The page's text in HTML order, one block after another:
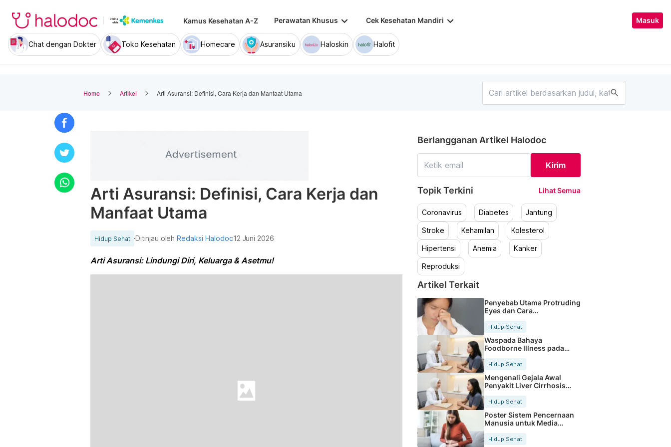
Kamus Kesehatan A-Z Perawatan Khusus keyboard_arrow_down Cek Kesehatan Mandiri keyboard_arrow_down Masuk
Chat dengan Dokter Toko Kesehatan Homecare Asuransiku Haloskin Halofit
Home Artikel Arti Asuransi: Definisi, Cara Kerja dan Manfaat Utama search
Arti Asuransi: Definisi, Cara Kerja dan
Manfaat Utama
Hidup Sehat Ditinjau olehRedaksi Halodoc12 Juni 2026
Arti Asuransi: Lindungi Diri, Keluarga & Asetmu!
Berlangganan Artikel Halodoc
Kirim
Topik Terkini Lihat Semua
Coronavirus Diabetes Jantung
Stroke Kehamilan Kolesterol
Hipertensi Anemia Kanker
Reproduksi
Artikel Terkait
Penyebab Utama Protruding
Eyes dan Cara
Gejala Protruding Eyes
Sejak Dini Cara Mengatasi
Kondisi Protruding Eyes
dengan Tepat Penyebab
Medis Dibalik Kondisi
Protruding Eyes Memahami
Kesehatan Mata Terkait
Protruding Eyes
Hidup Sehat
Waspada Bahaya
Foodborne Illness pada
Hidup Sehat
Mengenali Gejala Awal
Penyakit Liver Cirrhosis
Hidup Sehat
Poster Sistem Pencernaan
Manusia untuk Media
Belajar Efektif
Hidup Sehat